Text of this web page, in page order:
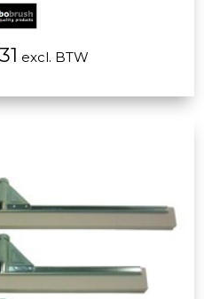
excl. BTW